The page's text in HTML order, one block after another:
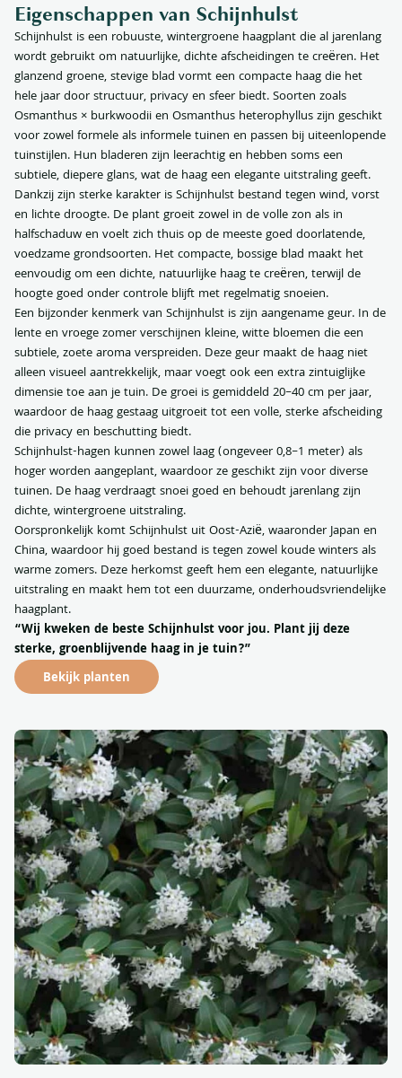
Eigenschappen van Schijnhulst
Schijnhulst is een robuuste, wintergroene haagplant die al jarenlang
wordt gebruikt om natuurlijke, dichte afscheidingen te creëren. Het
glanzend groene, stevige blad vormt een compacte haag die het
hele jaar door structuur, privacy en sfeer biedt. Soorten zoals
Osmanthus × burkwoodii en Osmanthus heterophyllus zijn geschikt
voor zowel formele als informele tuinen en passen bij uiteenlopende
tuinstijlen. Hun bladeren zijn leerachtig en hebben soms een
subtiele, diepere glans, wat de haag een elegante uitstraling geeft.
Dankzij zijn sterke karakter is Schijnhulst bestand tegen wind, vorst
en lichte droogte. De plant groeit zowel in de volle zon als in
halfschaduw en voelt zich thuis op de meeste goed doorlatende,
voedzame grondsoorten. Het compacte, bossige blad maakt het
eenvoudig om een dichte, natuurlijke haag te creëren, terwijl de
hoogte goed onder controle blijft met regelmatig snoeien.
Een bijzonder kenmerk van Schijnhulst is zijn aangename geur. In de
lente en vroege zomer verschijnen kleine, witte bloemen die een
subtiele, zoete aroma verspreiden. Deze geur maakt de haag niet
alleen visueel aantrekkelijk, maar voegt ook een extra zintuiglijke
dimensie toe aan je tuin. De groei is gemiddeld 20–40 cm per jaar,
waardoor de haag gestaag uitgroeit tot een volle, sterke afscheiding
die privacy en beschutting biedt.
Schijnhulst-hagen kunnen zowel laag (ongeveer 0,8–1 meter) als
hoger worden aangeplant, waardoor ze geschikt zijn voor diverse
tuinen. De haag verdraagt snoei goed en behoudt jarenlang zijn
dichte, wintergroene uitstraling.
Oorspronkelijk komt Schijnhulst uit Oost-Azië, waaronder Japan en
China, waardoor hij goed bestand is tegen zowel koude winters als
warme zomers. Deze herkomst geeft hem een elegante, natuurlijke
uitstraling en maakt hem tot een duurzame, onderhoudsvriendelijke
haagplant.
“Wij kweken de beste Schijnhulst voor jou. Plant jij deze
sterke, groenblijvende haag in je tuin?”
Bekijk planten